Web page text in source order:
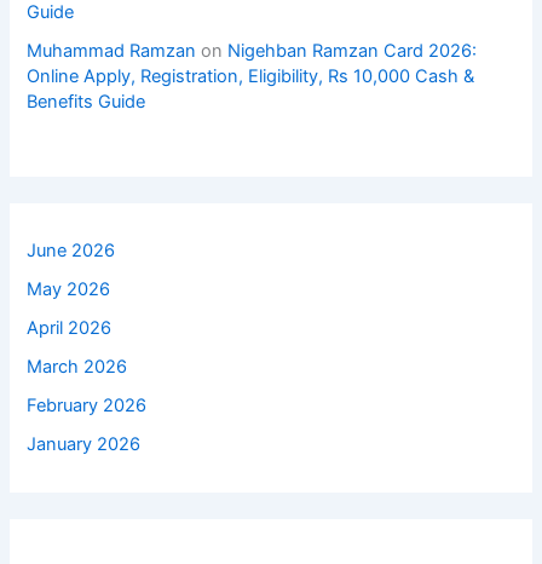
Guide
Muhammad Ramzan on Nigehban Ramzan Card 2026:
Online Apply, Registration, Eligibility, Rs 10,000 Cash &
Benefits Guide
June 2026
May 2026
April 2026
March 2026
February 2026
January 2026